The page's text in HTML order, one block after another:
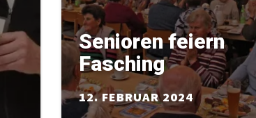
Senioren feiern
Fasching
12. FEBRUAR 2024